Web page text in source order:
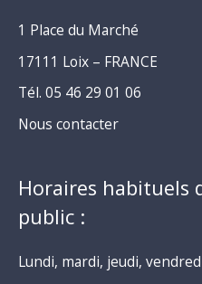
1 Place du Marché
17111 Loix – FRANCE
Tél. 05 46 29 01 06
Nous contacter
Horaires habituels
public :
Lundi, mardi, jeudi,